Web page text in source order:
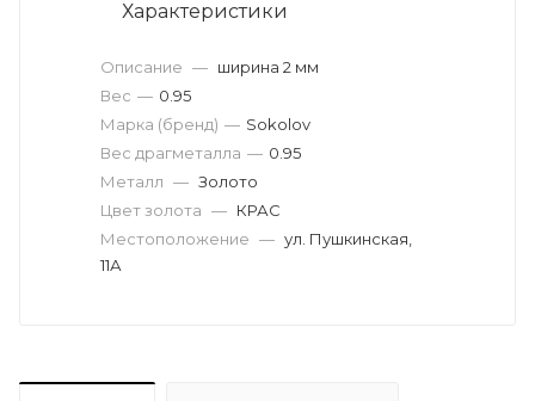
Характеристики
Описание — ширина 2 мм
Вес драгметалла — 0.95
Марка (бренд) — Sokolov
Вес — 0.95
Металл — Золото
Цвет золота — КРАС
Местоположение — ул. Пушкинская,
11А